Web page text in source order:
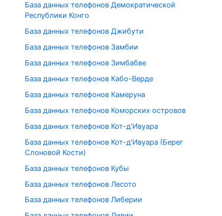
База данных телефонов Демократической
Республики Конго
База данных телефонов Джибути
База данных телефонов Замбии
База данных телефонов Зимбабве
База данных телефонов Кабо-Верде
База данных телефонов Камеруна
База данных телефонов Коморских островов
База данных телефонов Кот-д'Ивуара
База данных телефонов Кот-д'Ивуара (Берег
Слоновой Кости)
База данных телефонов Кубы
База данных телефонов Лесото
База данных телефонов Либерии